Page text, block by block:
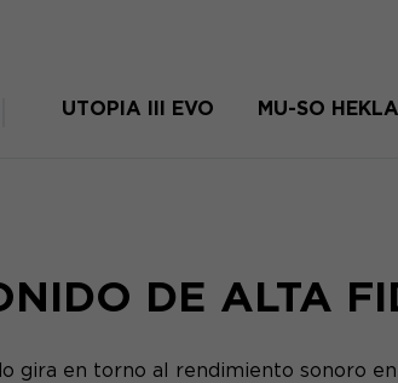
UTOPIA III EVO MU-SO HEKLA
DE ALTA
gira en torno al rendimiento sonoro